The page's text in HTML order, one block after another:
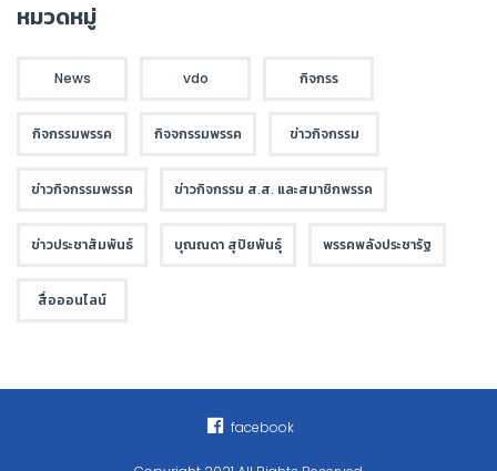
หมวดหมู่
News vdo กิจกรร
กิจกรรมพรรค กิจจกรรมพรรค ข่าวกิจกรรม
ข่าวกิจกรรมพรรค ข่าวกิจกรรม ส.ส. และสมาชิกพรรค
ข่าวประชาสัมพันธ์ บุณณดา สุปิยพันธุ์ พรรคพลังประชารัฐ
สื่อออนไลน์
facebook